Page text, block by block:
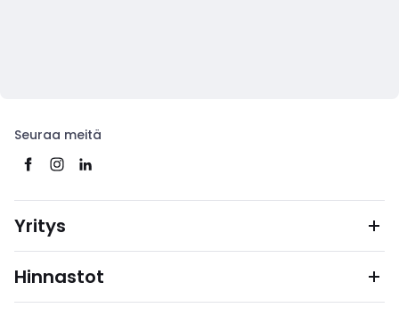
Seuraa meitä
Yritys
Hinnastot